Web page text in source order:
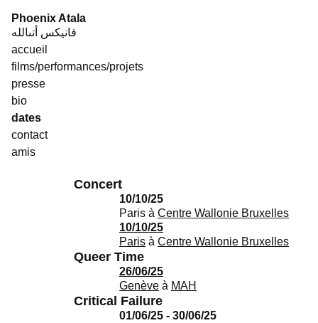
Skip
to
content
Phoenix Atala
فانيكس أتىالله
accueil
films/performances/projets
presse
bio
dates
contact
amis
Concert
10/10/25
Paris à Centre Wallonie Bruxelles
10/10/25
Paris à Centre Wallonie Bruxelles
Queer Time
26/06/25
Genève à MAH
Critical Failure
01/06/25 - 30/06/25